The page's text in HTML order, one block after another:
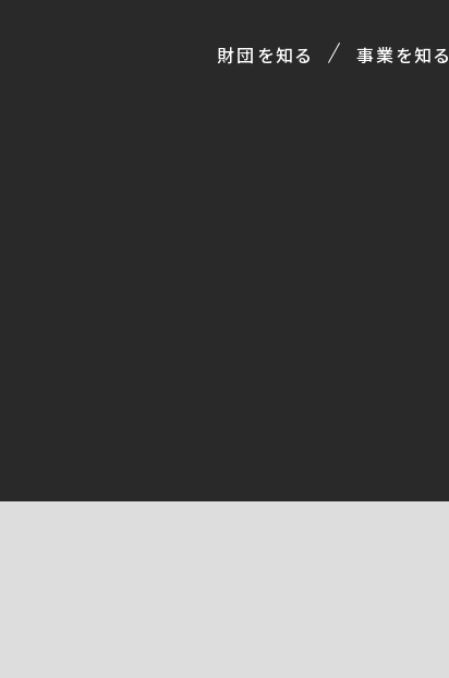
財団を知る 事業を知る